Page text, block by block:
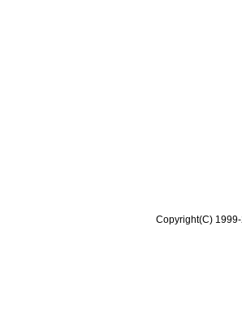
Copyright(C)